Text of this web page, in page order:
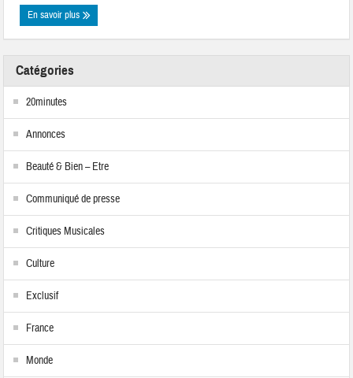
En savoir plus
Catégories
20minutes
Annonces
Beauté & Bien – Etre
Communiqué de presse
Critiques Musicales
Culture
Exclusif
France
Monde